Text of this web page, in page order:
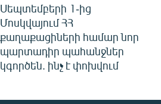
Սեպտեմբերի 1-ից
Մոսկվայում ՀՀ
քաղաքացիների համար նոր
պարտադիր պահանջներ
կգործեն. ինչ է փոխվում